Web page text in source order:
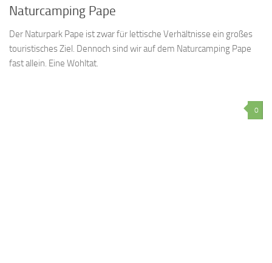
Naturcamping Pape
Der Naturpark Pape ist zwar für lettische Verhältnisse ein großes
touristisches Ziel. Dennoch sind wir auf dem Naturcamping Pape
fast allein. Eine Wohltat.
0